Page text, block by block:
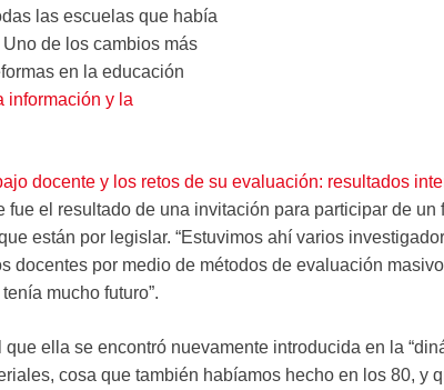
las escuelas que había
de los cambios más
en la educación
información y la
docente y los retos de su evaluación: resultados
fue el resultado de una invitación para participar de un
están por legislar. “Estuvimos ahí varios
docentes por medio de métodos de evaluación
mucho futuro”.
ella se encontró nuevamente introducida en la
cosa que también habíamos hecho en los 80, y